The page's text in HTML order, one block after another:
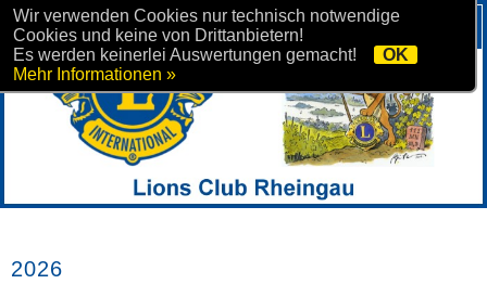
2026
Wir verwenden Cookies nur technisch notwendige
Cookies und keine von Drittanbietern!
Es werden keinerlei Auswertungen gemacht!
OK
Mehr Informationen »